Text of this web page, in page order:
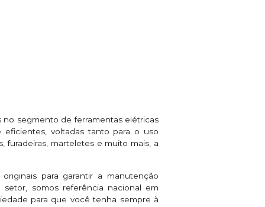
no segmento de ferramentas elétricas
eficientes, voltadas tanto para o uso
furadeiras, marteletes e muito mais, a
para garantir a manutenção
somos referência nacional em
para que você tenha sempre à